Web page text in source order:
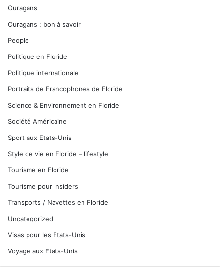
Ouragans
Ouragans : bon à savoir
People
Politique en Floride
Politique internationale
Portraits de Francophones de Floride
Science & Environnement en Floride
Société Américaine
Sport aux Etats-Unis
Style de vie en Floride – lifestyle
Tourisme en Floride
Tourisme pour Insiders
Transports / Navettes en Floride
Uncategorized
Visas pour les Etats-Unis
Voyage aux Etats-Unis